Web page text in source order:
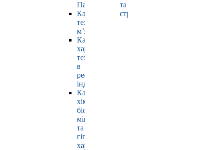
Павлюк
Кафедра
технології
м’яса
Кафедра
харчових
технологій
в
ресторанній
індустрії
Кафедра
хімії,
біохімії,
мікробіології
та
гігієни
харчування
та
страхування